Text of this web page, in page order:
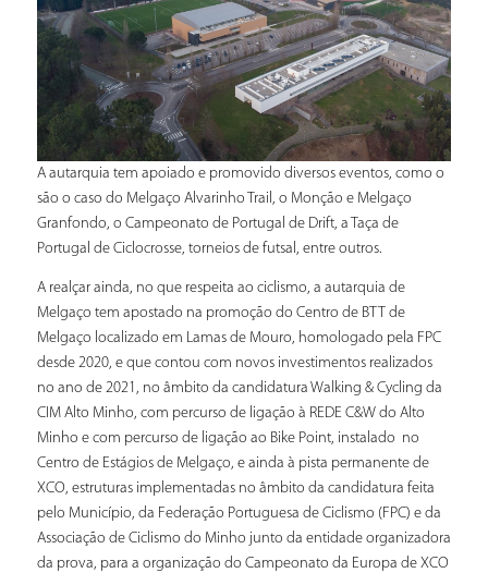
A autarquia tem apoiado e promovido diversos eventos, como o
são o caso do Melgaço Alvarinho Trail, o Monção e Melgaço
Granfondo, o Campeonato de Portugal de Drift, a Taça de
Portugal de Ciclocrosse, torneios de futsal, entre outros.
A realçar ainda, no que respeita ao ciclismo, a autarquia de
Melgaço tem apostado na promoção do Centro de BTT de
Melgaço localizado em Lamas de Mouro, homologado pela FPC
desde 2020, e que contou com novos investimentos realizados
no ano de 2021, no âmbito da candidatura Walking & Cycling da
CIM Alto Minho, com percurso de ligação à REDE C&W do Alto
Minho e com percurso de ligação ao Bike Point, instalado no
Centro de Estágios de Melgaço, e ainda à pista permanente de
XCO, estruturas implementadas no âmbito da candidatura feita
pelo Município, da Federação Portuguesa de Ciclismo (FPC) e da
Associação de Ciclismo do Minho junto da entidade organizadora
da prova, para a organização do Campeonato da Europa de XCO